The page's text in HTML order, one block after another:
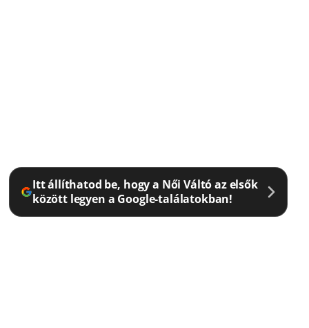
Itt állíthatod be, hogy a Női Váltó az elsők
között legyen a Google-találatokban!